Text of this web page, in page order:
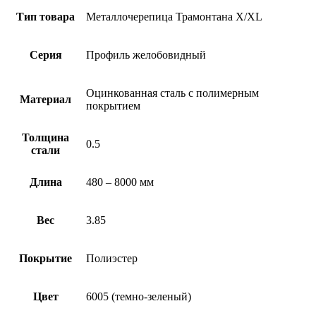
Тип товара Металлочерепица Трамонтана X/XL
Серия Профиль желобовидный
Материал
Оцинкованная сталь с полимерным
покрытием
Толщина
стали
0.5
Длина 480 – 8000 мм
Вес 3.85
Покрытие Полиэстер
Цвет 6005 (темно-зеленый)